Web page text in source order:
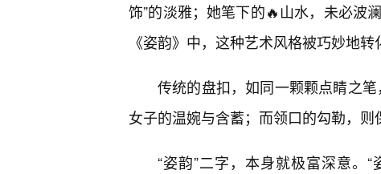
饰”的淡雅；她笔下的🔥山水，未必波
《姿韵》中，这种艺术风格被巧妙地转
传统的盘扣，如同一颗颗点睛之
女子的温婉与含蓄；而领口的勾勒，则
“姿韵”二字，本身就极富深意。